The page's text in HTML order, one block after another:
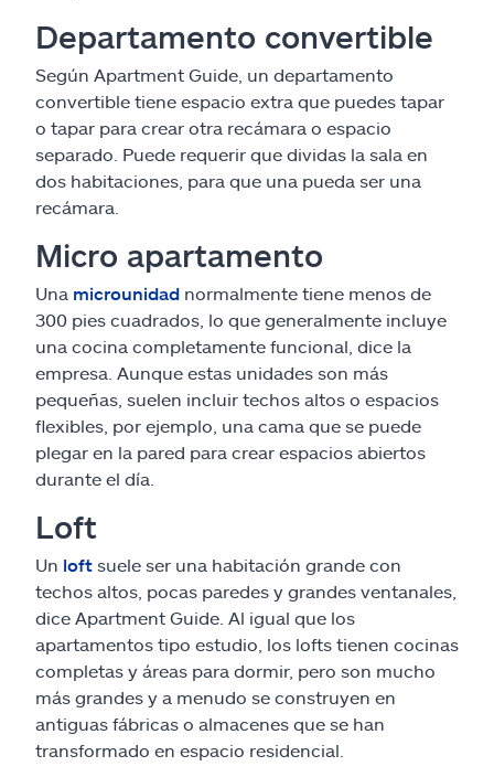
Departamento convertible
Según Apartment Guide, un departamento
convertible tiene espacio extra que puedes tapar
o tapar para crear otra recámara o espacio
separado. Puede requerir que dividas la sala en
dos habitaciones, para que una pueda ser una
recámara.
Micro apartamento
Una microunidad normalmente tiene menos de
300 pies cuadrados, lo que generalmente incluye
una cocina completamente funcional, dice la
empresa. Aunque estas unidades son más
pequeñas, suelen incluir techos altos o espacios
flexibles, por ejemplo, una cama que se puede
plegar en la pared para crear espacios abiertos
durante el día.
Loft
Un loft suele ser una habitación grande con
techos altos, pocas paredes y grandes ventanales,
dice Apartment Guide. Al igual que los
apartamentos tipo estudio, los lofts tienen cocinas
completas y áreas para dormir, pero son mucho
más grandes y a menudo se construyen en
antiguas fábricas o almacenes que se han
transformado en espacio residencial.